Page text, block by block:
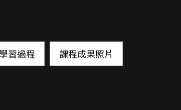
習過程 課程成果照片